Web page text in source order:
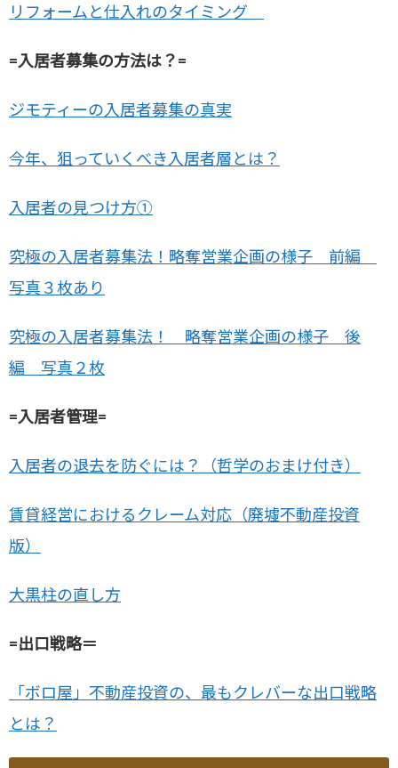
リフォームと仕入れのタイミング
=入居者募集の方法は？=
ジモティーの入居者募集の真実
今年、狙っていくべき入居者層とは？
入居者の見つけ方①
究極の入居者募集法！略奪営業企画の様子 前編
写真３枚あり
究極の入居者募集法！ 略奪営業企画の様子 後
編 写真２枚
=入居者管理=
入居者の退去を防ぐには？（哲学のおまけ付き）
賃貸経営におけるクレーム対応（廃墟不動産投資
版）
大黒柱の直し方
=出口戦略＝
「ボロ屋」不動産投資の、最もクレバーな出口戦略
とは？